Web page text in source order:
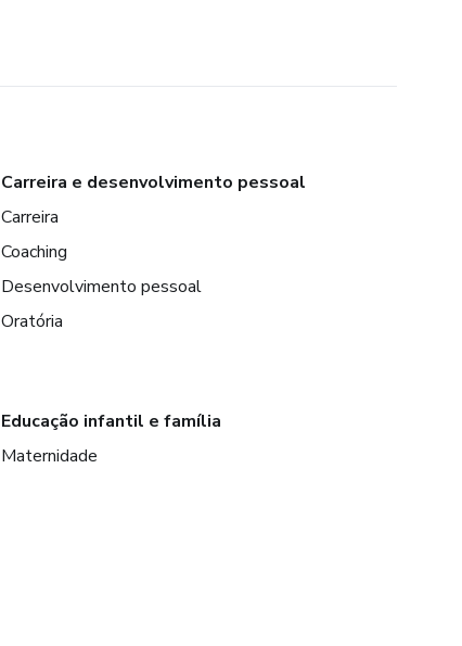
Carreira e desenvolvimento pessoal
Carreira
Coaching
Desenvolvimento pessoal
Oratória
Educação infantil e família
Maternidade